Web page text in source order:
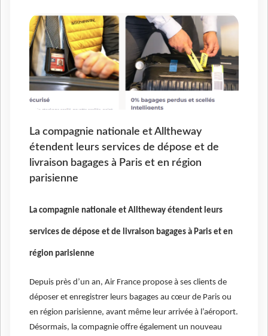
La compagnie nationale et Alltheway
étendent leurs services de dépose et de
livraison bagages à Paris et en région
parisienne
La compagnie nationale et Alltheway étendent leurs
services de dépose et de livraison bagages à Paris et en
région parisienne
Depuis près d’un an, Air France propose à ses clients de
déposer et enregistrer leurs bagages au cœur de Paris ou
en région parisienne, avant même leur arrivée à l’aéroport.
Désormais, la compagnie offre également un nouveau